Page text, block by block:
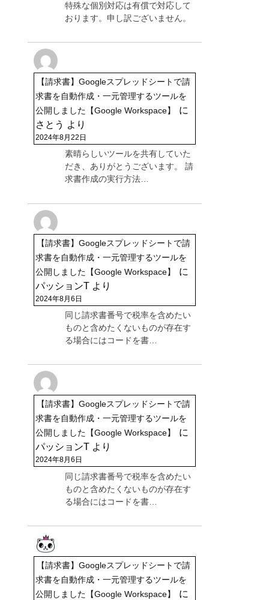
特殊な個別対応は有償で対応して
おります。申し訳ございません。
【請求書】Googleスプレッドシートで請
求書を自動作成・一元管理するツールを
公開しました【Google Workspace】
に
さとう より
2024年8月22日
素晴らしいツールを共有していた
だき、ありがとうございます。 請
求書作成の実行方法…
【請求書】Googleスプレッドシートで請
求書を自動作成・一元管理するツールを
公開しました【Google Workspace】
に
パッションT より
2024年8月6日
同じ請求書番号で税率を含めたい
ものと含めたくないものが存在す
る場合にはコードを書…
【請求書】Googleスプレッドシートで請
求書を自動作成・一元管理するツールを
公開しました【Google Workspace】
に
パッションT より
2024年8月6日
同じ請求書番号で税率を含めたい
ものと含めたくないものが存在す
る場合にはコードを書…
【請求書】Googleスプレッドシートで請
求書を自動作成・一元管理するツールを
公開しました【Google Workspace】
に